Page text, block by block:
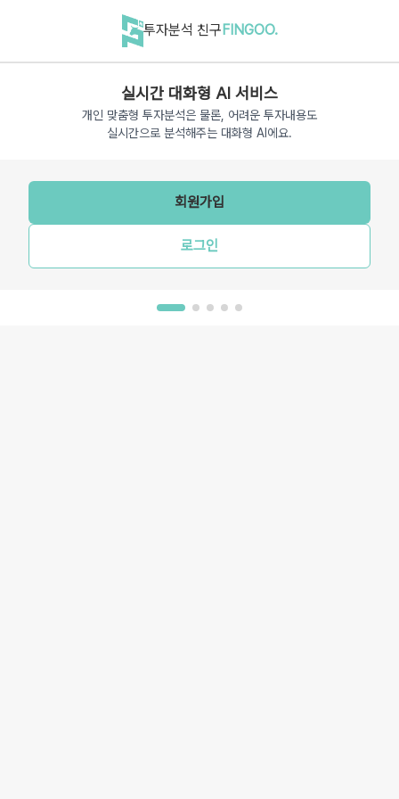
투자분석 친구 FINGOO.
실시간 대화형 AI 서비스
개인 맞춤형 투자분석은 물론, 어려운 투자내용도
실시간으로 분석해주는 대화형 AI에요.
회원가입
로그인